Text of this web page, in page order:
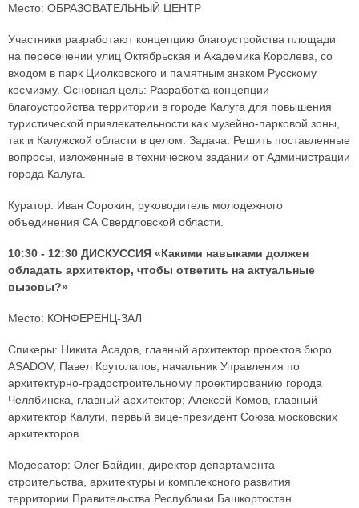
Место: ОБРАЗОВАТЕЛЬНЫЙ ЦЕНТР
Участники разработают концепцию благоустройства площади
на пересечении улиц Октябрьская и Академика Королева, со
входом в парк Циолковского и памятным знаком Русскому
космизму. Основная цель: Разработка концепции
благоустройства территории в городе Калуга для повышения
туристической привлекательности как музейно-парковой зоны,
так и Калужской области в целом. Задача: Решить поставленные
вопросы, изложенные в техническом задании от Администрации
города Калуга.
Куратор: Иван Сорокин, руководитель молодежного
объединения СА Свердловской области.
10:30 - 12:30 ДИСКУССИЯ «Какими навыками должен
обладать архитектор, чтобы ответить на актуальные
вызовы?»
Место: КОНФЕРЕНЦ-ЗАЛ
Спикеры: Никита Асадов, главный архитектор проектов бюро
ASADOV, Павел Крутолапов, начальник Управления по
архитектурно-градостроительному проектированию города
Челябинска, главный архитектор; Алексей Комов, главный
архитектор Калуги, первый вице-президент Союза московских
архитекторов.
Модератор: Олег Байдин, директор департамента
строительства, архитектуры и комплексного развития
территории Правительства Республики Башкортостан.